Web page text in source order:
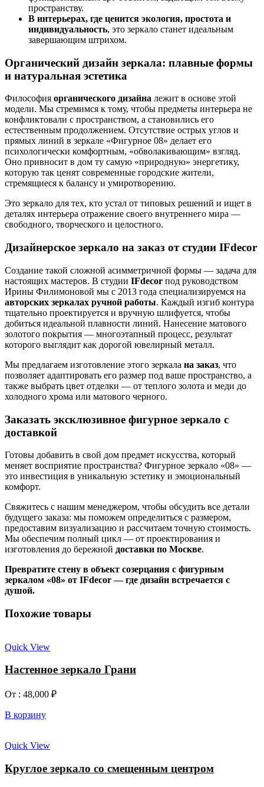
пространству.
В интерьерах, где ценится экология, простота и
индивидуальность, это зеркало станет идеальным
завершающим штрихом.
Органический дизайн зеркала: плавные формы
и натуральная эстетика
Философия органического дизайна лежит в основе этой
модели. Мы стремимся к тому, чтобы предметы интерьера не
конфликтовали с пространством, а становились его
естественным продолжением. Отсутствие острых углов и
прямых линий в зеркале «Фигурное 08» делает его
психологически комфортным, «обволакивающим» взгляд.
Оно привносит в дом ту самую «природную» энергетику,
которую так ценят современные городские жители,
стремящиеся к балансу и умиротворению.
Это зеркало для тех, кто устал от типовых решений и ищет в
деталях интерьера отражение своего внутреннего мира —
свободного, творческого и целостного.
Дизайнерское зеркало на заказ от студии IFdecor
Создание такой сложной асимметричной формы — задача для
настоящих мастеров. В студии IFdecor под руководством
Ирины Филимоновой мы с 2013 года специализируемся на
авторских зеркалах ручной работы. Каждый изгиб контура
тщательно проектируется и вручную шлифуется, чтобы
добиться идеальной плавности линий. Нанесение матового
золотого покрытия — многоэтапный процесс, результат
которого выглядит как дорогой ювелирный металл.
Мы предлагаем изготовление этого зеркала на заказ, что
позволяет адаптировать его размер под ваше пространство, а
также выбрать цвет отделки — от теплого золота и меди до
холодного хрома или матового черного.
Заказать эксклюзивное фигурное зеркало с
доставкой
Готовы добавить в свой дом предмет искусства, который
меняет восприятие пространства? Фигурное зеркало «08» —
это инвестиция в уникальную эстетику и эмоциональный
комфорт.
Свяжитесь с нашим менеджером, чтобы обсудить все детали
будущего заказа: мы поможем определиться с размером,
предоставим визуализацию и рассчитаем точную стоимость.
Мы обеспечим полный цикл — от проектирования и
изготовления до бережной доставки по Москве.
Превратите стену в объект созерцания с фигурным
зеркалом «08» от IFdecor — где дизайн встречается с
душой.
Похожие товары
Quick View
Настенное зеркало Грани
От : 48,000 ₽
В корзину
Quick View
Круглое зеркало со смещенным центром